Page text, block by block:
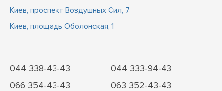
Киев, проспект Воздушных Сил, 7
Киев, площадь Оболонская, 1
044 338-43-43
044 333-94-43
066 354-43-43
063 352-43-43